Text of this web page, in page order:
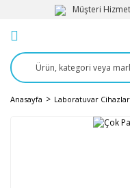
Müşteri
Anasayfa Laboratuvar